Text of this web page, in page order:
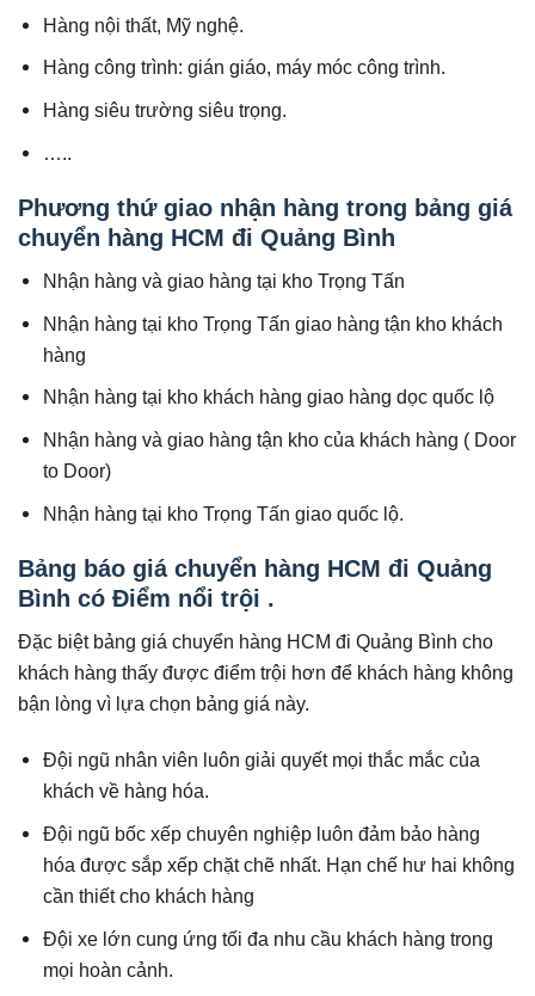
Hàng nội thất, Mỹ nghệ.
Hàng công trình: gián giáo, máy móc công trình.
Hàng siêu trường siêu trọng.
…..
Phương thứ giao nhận hàng trong bảng giá
chuyển hàng HCM đi Quảng Bình
Nhận hàng và giao hàng tại kho Trọng Tấn
Nhận hàng tại kho Trọng Tấn giao hàng tận kho khách
hàng
Nhận hàng tại kho khách hàng giao hàng dọc quốc lộ
Nhận hàng và giao hàng tận kho của khách hàng ( Door
to Door)
Nhận hàng tại kho Trọng Tấn giao quốc lộ.
Bảng báo giá chuyển hàng HCM đi Quảng
Bình có Điểm nổi trội .
Đặc biệt bảng giá chuyển hàng HCM đi Quảng Bình cho
khách hàng thấy được điểm trội hơn để khách hàng không
bận lòng vì lựa chọn bảng giá này.
Đội ngũ nhân viên luôn giải quyết mọi thắc mắc của
khách về hàng hóa.
Đội ngũ bốc xếp chuyên nghiệp luôn đảm bảo hàng
hóa được sắp xếp chặt chẽ nhất. Hạn chế hư hai không
cần thiết cho khách hàng
Đội xe lớn cung ứng tối đa nhu cầu khách hàng trong
mọi hoàn cảnh.